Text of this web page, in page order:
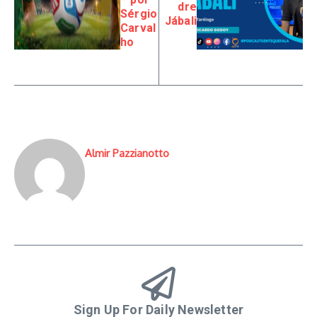
Sérgio
Carval
ho
dre
Jábali
Almir Pazzianotto
Sign Up For Daily Newsletter